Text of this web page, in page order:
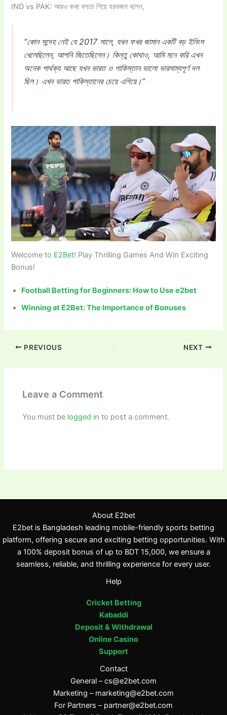
IND vs PAK: আরও কথা বলতে গিয়ে হরভজন বলেন,
“কোন সন্দেহ নেই যে 2017 সালে, যখন ফখর জামান একটি বড় ইনিংস
খেলেছিলেন, আপনি জিতেছিলেন। কিন্তু কোথাও, আমি মনে করি এখন
অনেক পার্থক্য আছে যখন ভারত ও পাকিস্তান ভালো ভারসাম্যপূর্ণ দল
ছিল। এখন ভারত পাকিস্তানের চেয়ে এগিয়ে।”
Welcome to E2Bet! Play Thrilling Games And Win Exciting
Bonus!
Football Betting for Beginners: How to Use e2bet
Winning at E2Bet: The Importance of Bonuses
PREVIOUS NEXT
Leave a Comment
You must be logged in to post a comment.
About E2bet
E2bet is Bangladesh leading mobile-friendly sports betting
platform, offering secure and exciting betting opportunities. With
a 100% deposit bonus of up to BDT 15,000, we ensure a
seamless, reliable, and thrilling experience for every user.
Help
Cricket Betting
Kabaddi
Deposit & Withdrawal
Online Casino
Support
Contact
General –cs@e2bet.com
Marketing – marketing@e2bet.com
For Partners – partner@e2bet.com